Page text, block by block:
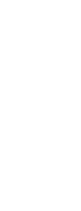
đặt hành lý
bạn chuẩn
Nẵng
Nẵng là mùa
thời tiết
quan.
điểm du